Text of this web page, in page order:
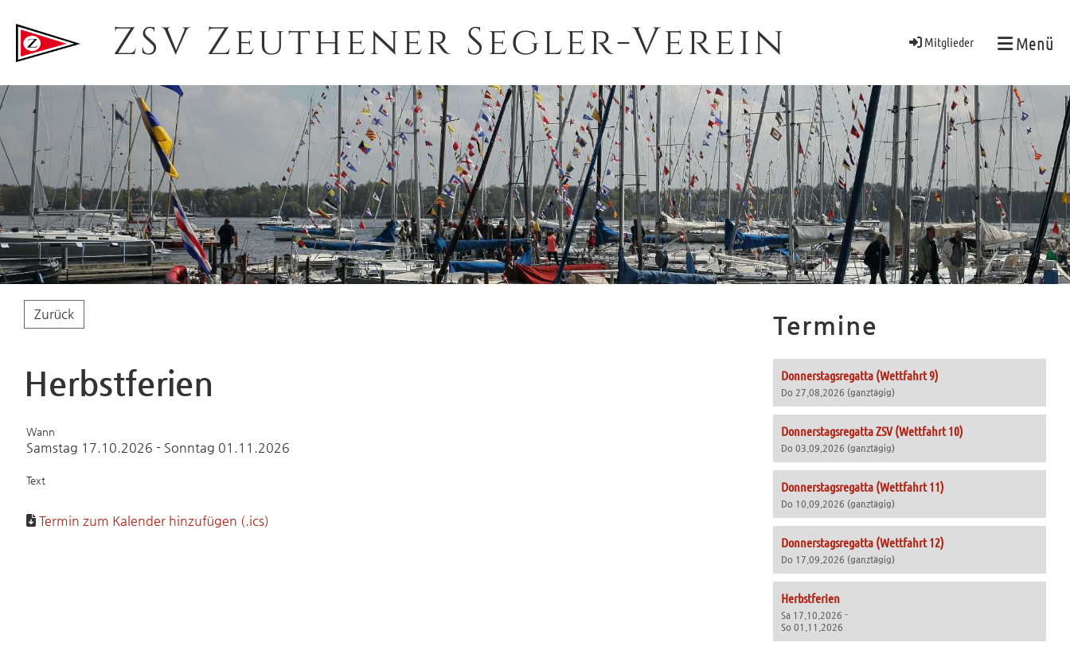
ZSV Zeuthener Segler-Verein Mitglieder Menü
Zurück
Herbstferien
Wann
Samstag 17.10.2026 - Sonntag 01.11.2026
Text
Termin zum Kalender hinzufügen (.ics)
Termine
Donnerstagsregatta (Wettfahrt 9)
Do 27.08.2026 (ganztägig)
Donnerstagsregatta ZSV (Wettfahrt 10)
Do 03.09.2026 (ganztägig)
Donnerstagsregatta (Wettfahrt 11)
Do 10.09.2026 (ganztägig)
Donnerstagsregatta (Wettfahrt 12)
Do 17.09.2026 (ganztägig)
Herbstferien
Sa 17.10.2026 -
So 01.11.2026